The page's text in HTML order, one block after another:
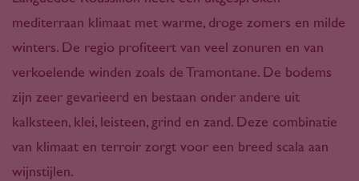
mediterraan klimaat met warme, droge zomers en milde
winters. De regio profiteert van veel zonuren en van
verkoelende winden zoals de Tramontane. De bodems
zijn zeer gevarieerd en bestaan onder andere uit
kalksteen, klei, leisteen, grind en zand. Deze combinatie
van klimaat en terroir zorgt voor een breed scala aan
wijnstijlen.